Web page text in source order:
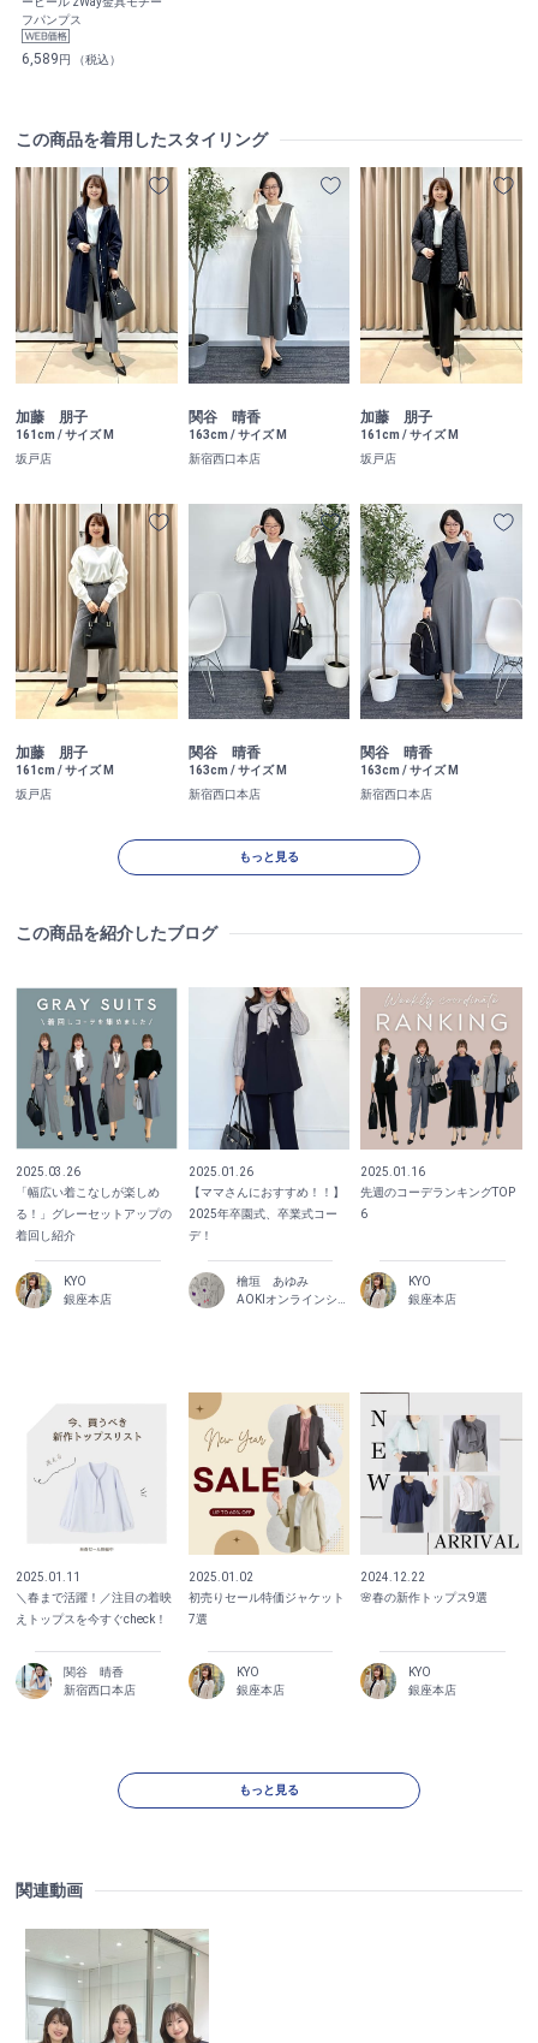
フパンプス
6,589円 （税込）
この商品を着用したスタイリング
加藤 朋子
161cm / サイズ M
坂戸店
関谷 晴香
163cm / サイズ M
新宿西口本店
加藤 朋子
161cm / サイズ M
坂戸店
加藤 朋子
161cm / サイズ M
坂戸店
関谷 晴香
163cm / サイズ M
新宿西口本店
関谷 晴香
163cm / サイズ M
新宿西口本店
もっと見る
この商品を紹介したブログ
2025.03.26
「幅広い着こなしが楽しめ
る！」グレーセットアップの
着回し紹介
KYO
銀座本店
2025.01.26
【ママさんにおすすめ！！】
2025年卒園式、卒業式コー
デ！
檜垣 あゆみ
2025.01.16
先週のコーデランキングTOP
6
KYO
銀座本店
2025.01.11
＼春まで活躍！／注目の着映
えトップスを今すぐcheck！
関谷 晴香
新宿西口本店
2025.01.02
初売りセール特価ジャケット
7選
KYO
銀座本店
2024.12.22
🌸春の新作トップス9選
KYO
銀座本店
もっと見る
関連動画